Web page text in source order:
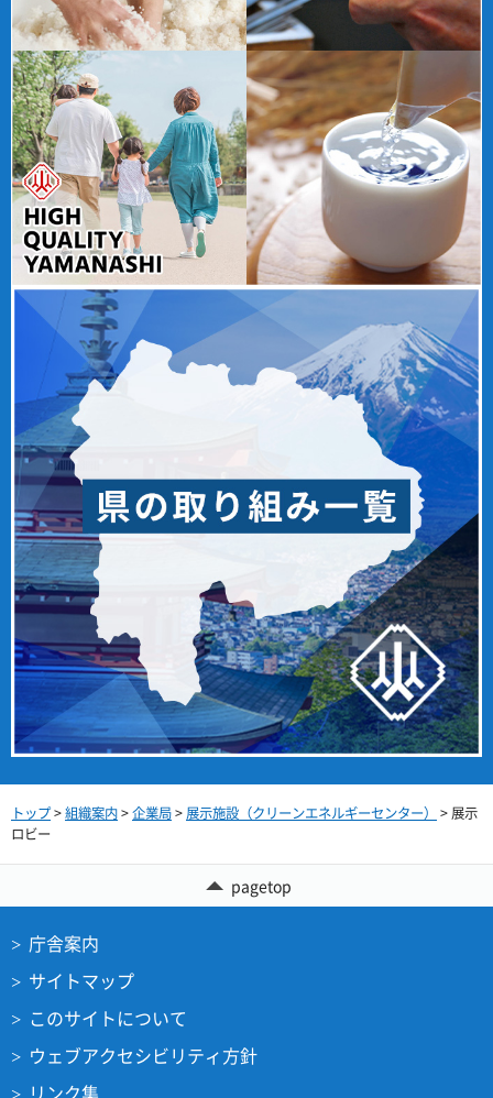
トップ>組織案内>企業局> 展示施設（クリーンエネルギーセンター）
> 展示
ロビー
pagetop
庁舎案内
サイトマップ
このサイトについて
ウェブアクセシビリティ方針
リンク集